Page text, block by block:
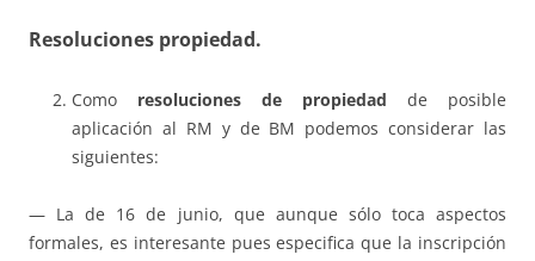
Resoluciones propiedad.
Como resoluciones de propiedad de posible
aplicación al RM y de BM podemos considerar las
siguientes:
— La de 16 de junio, que aunque sólo toca aspectos
formales, es interesante pues especifica que la inscripción